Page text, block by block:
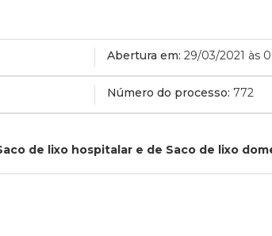
Abertura em: 29/03/2021 às
Número do processo: 772
de lixo hospitalar e de Saco de lixo